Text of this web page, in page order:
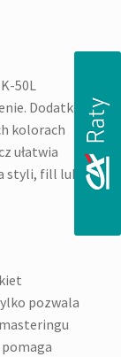
50L
Dodatkowo
kolorach
ułatwia
styli, fill lub
pozwala